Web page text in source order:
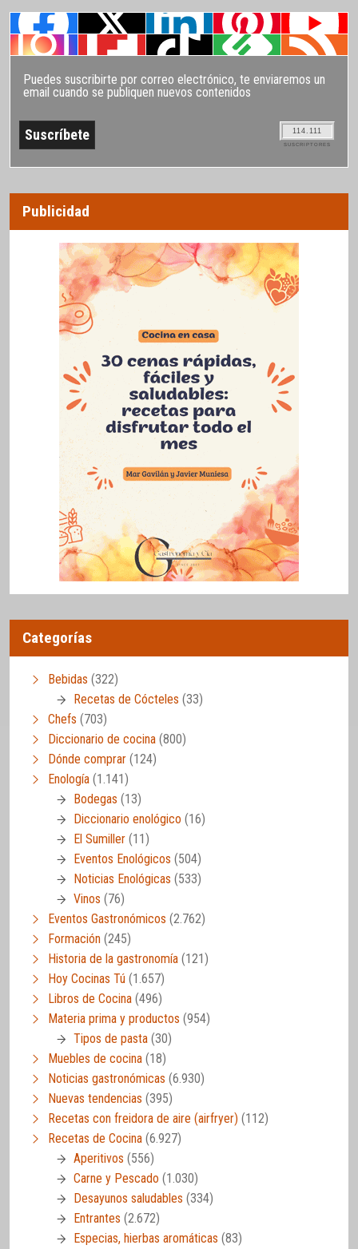
Puedes suscribirte por correo electrónico, te enviaremos un
email cuando se publiquen nuevos contenidos
114.111
SUSCRIPTORES
Publicidad
Categorías
Bebidas (322)
Recetas de Cócteles (33)
Chefs (703)
Diccionario de cocina (800)
Dónde comprar (124)
Enología (1.141)
Bodegas (13)
Diccionario enológico (16)
El Sumiller (11)
Eventos Enológicos (504)
Noticias Enológicas (533)
Vinos (76)
Eventos Gastronómicos (2.762)
Formación (245)
Historia de la gastronomía (121)
Hoy Cocinas Tú (1.657)
Libros de Cocina (496)
Materia prima y productos (954)
Tipos de pasta (30)
Muebles de cocina (18)
Noticias gastronómicas (6.930)
Nuevas tendencias (395)
Recetas con freidora de aire (airfryer) (112)
Recetas de Cocina (6.927)
Aperitivos (556)
Carne y Pescado (1.030)
Desayunos saludables (334)
Entrantes (2.672)
Especias, hierbas aromáticas (83)